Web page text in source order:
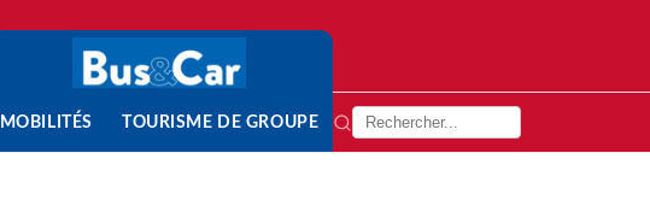
MOBILITÉS TOURISME DE GROUPE